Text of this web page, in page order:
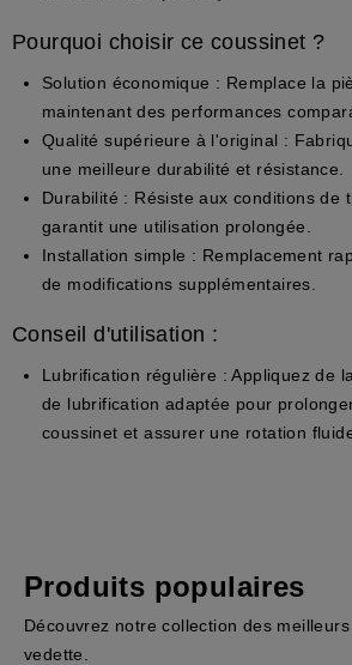
Pourquoi choisir ce coussinet ?
Solution économique : Remplace la
maintenant des performances
Qualité supérieure à l'original :
une meilleure durabilité et résistance.
Durabilité : Résiste aux conditions de
garantit une utilisation prolongée.
Installation simple : Remplacement
de modifications supplémentaires.
Conseil d'utilisation :
Lubrification régulière : Appliquez de
de lubrification adaptée pour
coussinet et assurer une rotation
Produits populaires
Découvrez notre collection des
vedette.